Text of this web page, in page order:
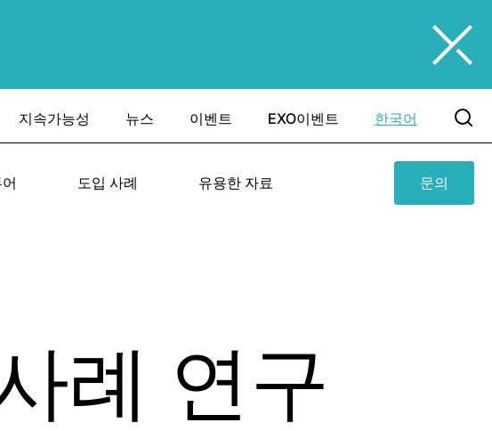
지속가능성 뉴스 이벤트 EXO이벤트 한국어
도입 사례 유용한 자료 문의
례 연구